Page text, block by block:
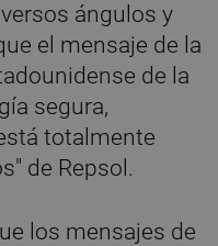
ángulos y
el mensaje de la
de la
segura,
totalmente
de Repsol.
los mensajes de